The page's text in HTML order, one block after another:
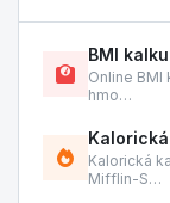
BMI
Online
hmo…
Kalorická
Mifflin-S…